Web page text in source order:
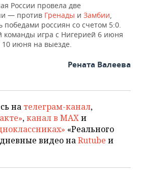
России провела две
— против Гренады и Замбии,
россиян со счетом 5:0.
команды игра с Нигерией 6 июня
10 июня на выезде.
Рената Валеева
на телеграм-канал,
,канал в MAXи
«Реального
видео наRutube и